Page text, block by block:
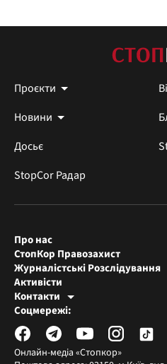
Проєкти
Новини
Досьє
StopCor Радар
Онлайн-медіа «Стопкор»
Про нас
СтопКор Правозахист
Журналістські Розслідування
Активісти
Контакти
Редакція СтопКора
Журналісти-розслідувачі
Соцмережі: